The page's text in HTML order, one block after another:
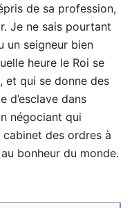
de sa profession,
Je ne sais pourtant
un seigneur bien
heure le Roi se
et qui se donne des
d’esclave dans
négociant qui
des ordres à
bonheur du monde.